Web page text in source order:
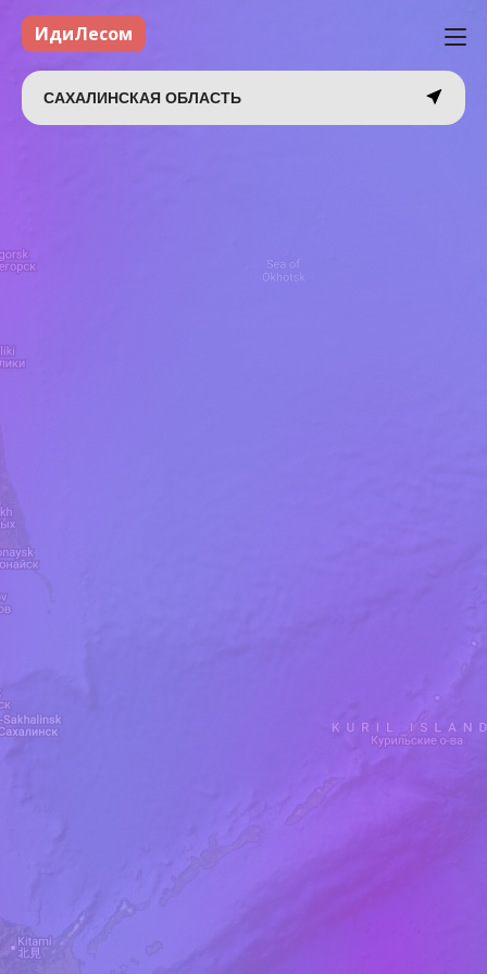
ИдиЛесом
САХАЛИНСКАЯ ОБЛАСТЬ